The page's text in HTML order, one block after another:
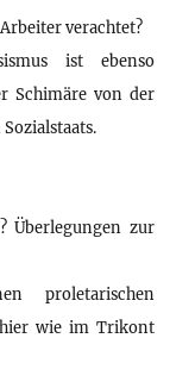
verachtet?
ist ebenso
Schimäre von der
Überlegungen zur
proletarischen
hier wie im Trikont